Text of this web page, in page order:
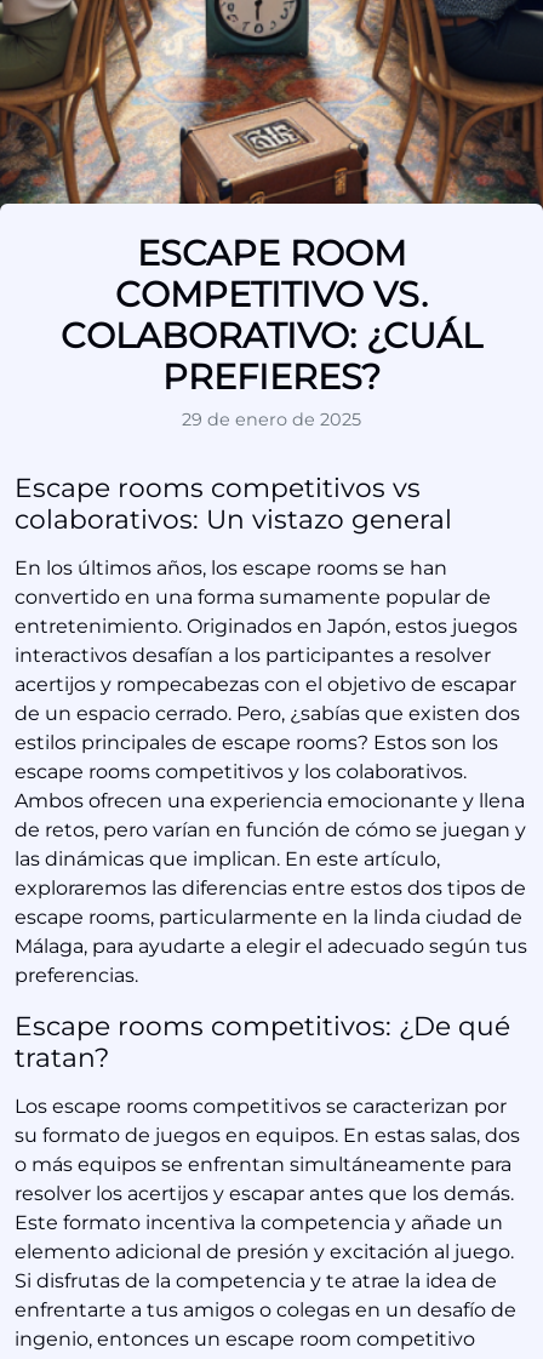
ESCAPE ROOM
COMPETITIVO VS.
COLABORATIVO: ¿CUÁL
PREFIERES?
29 de enero de 2025
Escape rooms competitivos vs
colaborativos: Un vistazo general
En los últimos años, los escape rooms se han
convertido en una forma sumamente popular de
entretenimiento. Originados en Japón, estos juegos
interactivos desafían a los participantes a resolver
acertijos y rompecabezas con el objetivo de escapar
de un espacio cerrado. Pero, ¿sabías que existen dos
estilos principales de escape rooms? Estos son los
escape rooms competitivos y los colaborativos.
Ambos ofrecen una experiencia emocionante y llena
de retos, pero varían en función de cómo se juegan y
las dinámicas que implican. En este artículo,
exploraremos las diferencias entre estos dos tipos de
escape rooms, particularmente en la linda ciudad de
Málaga, para ayudarte a elegir el adecuado según tus
preferencias.
Escape rooms competitivos: ¿De qué
tratan?
Los escape rooms competitivos se caracterizan por
su formato de juegos en equipos. En estas salas, dos
o más equipos se enfrentan simultáneamente para
resolver los acertijos y escapar antes que los demás.
Este formato incentiva la competencia y añade un
elemento adicional de presión y excitación al juego.
Si disfrutas de la competencia y te atrae la idea de
enfrentarte a tus amigos o colegas en un desafío de
ingenio, entonces un escape room competitivo